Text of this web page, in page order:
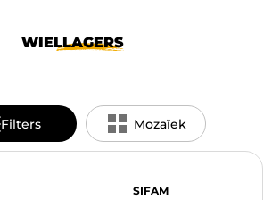
WIELLAGERS
Filters Mozaïek
SIFAM